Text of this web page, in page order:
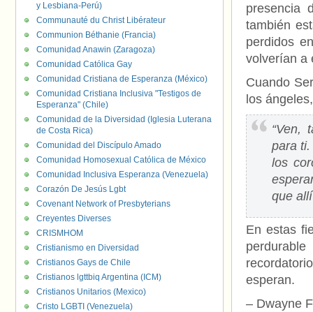
presencia
también
perdidos
volverían a
Cuando
los
“Ven,
para
los
que
En estas
esperan.
– Dwayne
y Lesbiana-Perú)
Communauté du Christ Libérateur
Communion Béthanie (Francia)
Comunidad Anawin (Zaragoza)
Comunidad Católica Gay
Comunidad Cristiana de Esperanza (México)
Comunidad Cristiana Inclusiva "Testigos de
Esperanza" (Chile)
Comunidad de la Diversidad (Iglesia Luterana
de Costa Rica)
Comunidad del Discípulo Amado
Comunidad Homosexual Católica de México
Comunidad Inclusiva Esperanza (Venezuela)
Corazón De Jesús Lgbt
Covenant Network of Presbyterians
Creyentes Diverses
CRISMHOM
Cristianismo en Diversidad
Cristianos Gays de Chile
Cristianos lgttbiq Argentina (ICM)
Cristianos Unitarios (Mexico)
Cristo LGBTI (Venezuela)